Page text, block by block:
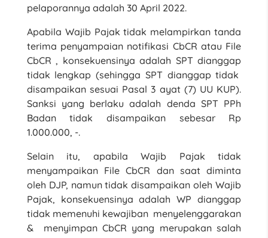
pelaporannya adalah 30 April 2022.
Apabila Wajib Pajak tidak melampirkan tanda
terima penyampaian notifikasi CbCR atau File
CbCR , konsekuensinya adalah SPT dianggap
tidak lengkap (sehingga SPT dianggap tidak
disampaikan sesuai Pasal 3 ayat (7) UU KUP).
Sanksi yang berlaku adalah denda SPT PPh
Badan tidak disampaikan sebesar Rp
1.000.000, -.
Selain itu, apabila Wajib Pajak tidak
menyampaikan File CbCR dan saat diminta
oleh DJP, namun tidak disampaikan oleh Wajib
Pajak, konsekuensinya adalah WP dianggap
tidak memenuhi kewajiban menyelenggarakan
& menyimpan CbCR yang merupakan salah